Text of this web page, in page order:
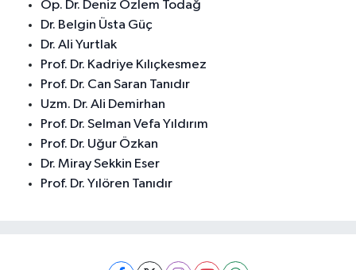
Op. Dr. Deniz Özlem Todağ
Dr. Belgin Üsta Güç
Dr. Ali Yurtlak
Prof. Dr. Kadriye Kılıçkesmez
Prof. Dr. Can Saran Tanıdır
Uzm. Dr. Ali Demirhan
Prof. Dr. Selman Vefa Yıldırım
Prof. Dr. Uğur Özkan
Dr. Miray Sekkin Eser
Prof. Dr. Yılören Tanıdır